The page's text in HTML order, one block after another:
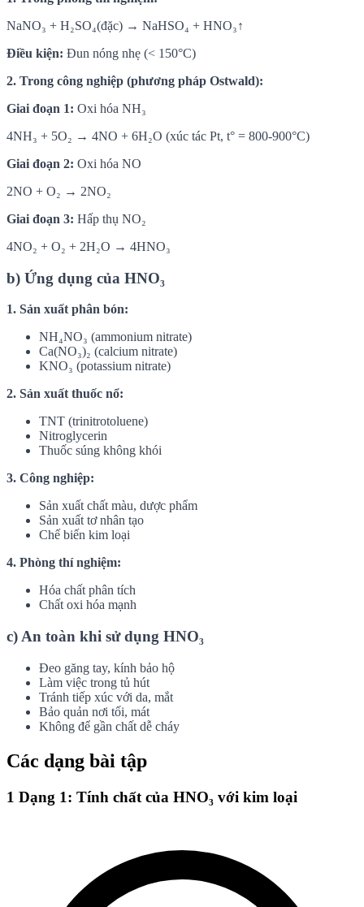
NaNO₃ + H₂SO₄(đặc) → NaHSO₄ + HNO₃↑
Điều kiện: Đun nóng nhẹ (< 150°C)
2. Trong công nghiệp (phương pháp Ostwald):
Giai đoạn 1: Oxi hóa NH₃
4NH₃ + 5O₂ → 4NO + 6H₂O (xúc tác Pt, t° = 800-900°C)
Giai đoạn 2: Oxi hóa NO
2NO + O₂ → 2NO₂
Giai đoạn 3: Hấp thụ NO₂
4NO₂ + O₂ + 2H₂O → 4HNO₃
b) Ứng dụng của HNO₃
1. Sản xuất phân bón:
NH₄NO₃ (ammonium nitrate)
Ca(NO₃)₂ (calcium nitrate)
KNO₃ (potassium nitrate)
2. Sản xuất thuốc nổ:
TNT (trinitrotoluene)
Nitroglycerin
Thuốc súng không khói
3. Công nghiệp:
Sản xuất chất màu, dược phẩm
Sản xuất tơ nhân tạo
Chế biến kim loại
4. Phòng thí nghiệm:
Hóa chất phân tích
Chất oxi hóa mạnh
c) An toàn khi sử dụng HNO₃
Đeo găng tay, kính bảo hộ
Làm việc trong tủ hút
Tránh tiếp xúc với da, mắt
Bảo quản nơi tối, mát
Không để gần chất dễ cháy
Các dạng bài tập
1 Dạng 1: Tính chất của HNO₃ với kim loại